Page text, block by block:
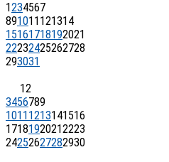
1234567
891011 121314
15161718192021
22232425262728
293031
12
3456789
1011 1213141516
17181920212223
24252627282930